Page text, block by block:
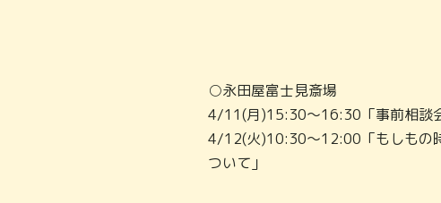
○永田屋富士見斎場
4/11(月)15:30～16:30「事前相談
4/12(火)10:30～12:00「もしもの
ついて」